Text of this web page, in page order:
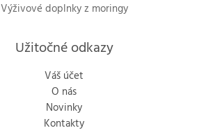
Výživové doplnky z moringy
Užitočné odkazy
Váš účet
O nás
Novinky
Kontakty